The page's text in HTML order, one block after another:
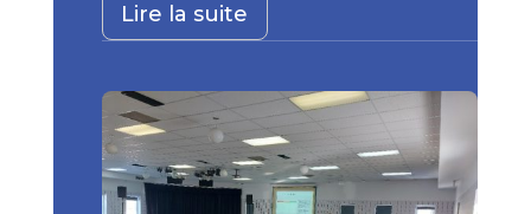
Lire la suite